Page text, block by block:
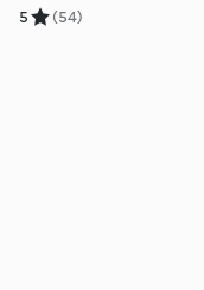
5 (54)